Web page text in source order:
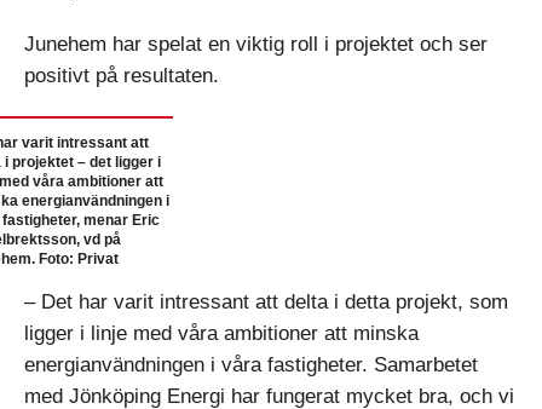
Junehem har spelat en viktig roll i projektet och ser
positivt på resultaten.
varit intressant att
i projektet – det ligger i
våra ambitioner att
energianvändningen i
menar Eric
vd på
Foto: Privat
– Det har varit intressant att delta i detta projekt, som
ligger i linje med våra ambitioner att minska
energianvändningen i våra fastigheter. Samarbetet
med Jönköping Energi har fungerat mycket bra, och vi